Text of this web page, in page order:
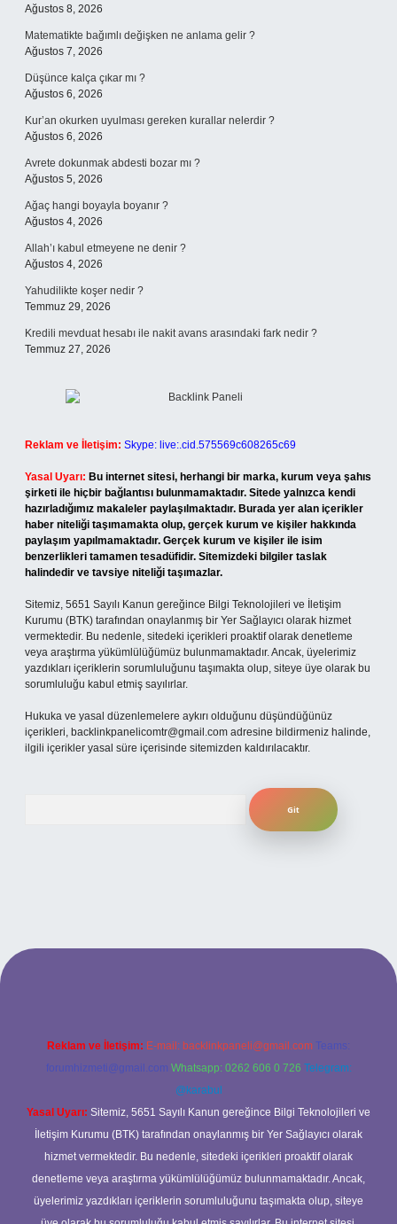
Ağustos 8, 2026
Matematikte bağımlı değişken ne anlama gelir ?
Ağustos 7, 2026
Düşünce kalça çıkar mı ?
Ağustos 6, 2026
Kur’an okurken uyulması gereken kurallar nelerdir ?
Ağustos 6, 2026
Avrete dokunmak abdesti bozar mı ?
Ağustos 5, 2026
Ağaç hangi boyayla boyanır ?
Ağustos 4, 2026
Allah’ı kabul etmeyene ne denir ?
Ağustos 4, 2026
Yahudilikte koşer nedir ?
Temmuz 29, 2026
Kredili mevduat hesabı ile nakit avans arasındaki fark nedir ?
Temmuz 27, 2026
Reklam ve İletişim: Skype: live:.cid.575569c608265c69
Yasal Uyarı: Bu internet sitesi, herhangi bir marka, kurum veya şahıs
şirketi ile hiçbir bağlantısı bulunmamaktadır. Sitede yalnızca kendi
hazırladığımız makaleler paylaşılmaktadır. Burada yer alan içerikler
haber niteliği taşımamakta olup, gerçek kurum ve kişiler hakkında
paylaşım yapılmamaktadır. Gerçek kurum ve kişiler ile isim
benzerlikleri tamamen tesadüfidir. Sitemizdeki bilgiler taslak
halindedir ve tavsiye niteliği taşımazlar.
Sitemiz, 5651 Sayılı Kanun gereğince Bilgi Teknolojileri ve İletişim
Kurumu (BTK) tarafından onaylanmış bir Yer Sağlayıcı olarak hizmet
vermektedir. Bu nedenle, sitedeki içerikleri proaktif olarak denetleme
veya araştırma yükümlülüğümüz bulunmamaktadır. Ancak, üyelerimiz
yazdıkları içeriklerin sorumluluğunu taşımakta olup, siteye üye olarak bu
sorumluluğu kabul etmiş sayılırlar.
Hukuka ve yasal düzenlemelere aykırı olduğunu düşündüğünüz
içerikleri, backlinkpanelicomtr@gmail.com adresine bildirmeniz halinde,
ilgili içerikler yasal süre içerisinde sitemizden kaldırılacaktır.
Reklam ve İletişim: E-mail: backlinkpaneli@gmail.com Teams:
forumhizmeti@gmail.com Whatsapp: 0262 606 0 726 Telegram:
@karabul
Yasal Uyarı: Sitemiz, 5651 Sayılı Kanun gereğince Bilgi Teknolojileri ve
İletişim Kurumu (BTK) tarafından onaylanmış bir Yer Sağlayıcı olarak
hizmet vermektedir. Bu nedenle, sitedeki içerikleri proaktif olarak
denetleme veya araştırma yükümlülüğümüz bulunmamaktadır. Ancak,
üyelerimiz yazdıkları içeriklerin sorumluluğunu taşımakta olup, siteye